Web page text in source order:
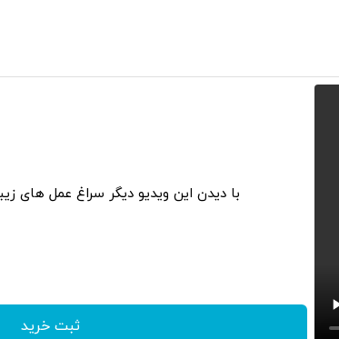
با دیدن این ویدیو دیگر سراغ عمل های
ثبت خرید